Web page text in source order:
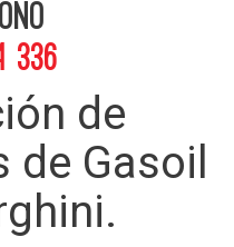
336
de
Gasoil